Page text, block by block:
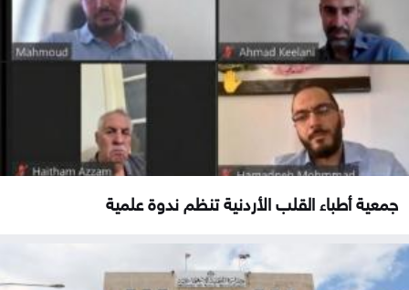
جمعية أطباء القلب الأردنية تنظم ندوة علمية